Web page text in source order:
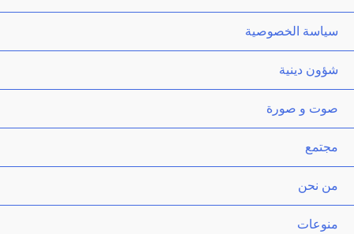
سياسة الخصوصية
شؤون دينية
صوت و صورة
مجتمع
من نحن
منوعات